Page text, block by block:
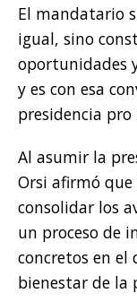
El mandatario
igual, sino
oportunidades
y es con esa
presidencia
Al asumir la
Orsi afirmó
consolidar los
un proceso de
concretos en el
bienestar de la